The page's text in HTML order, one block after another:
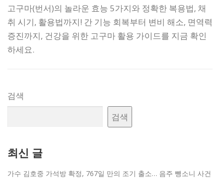
고구마(번서)의 놀라운 효능 5가지와 정확한 복용법, 채
취 시기, 활용법까지! 간 기능 회복부터 변비 해소, 면역력
증진까지, 건강을 위한 고구마 활용 가이드를 지금 확인
하세요.
검색
검색
최신 글
가수 김호중 가석방 확정, 767일 만의 조기 출소… 음주 뺑소니 사건